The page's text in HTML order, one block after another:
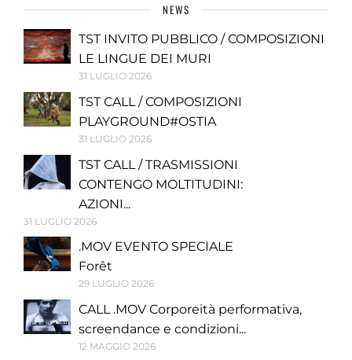
NEWS
TST INVITO PUBBLICO / COMPOSIZIONI
LE LINGUE DEI MURI
31 LUGLIO 2026
TST CALL / COMPOSIZIONI
PLAYGROUND#OSTIA
31 LUGLIO 2026
TST CALL / TRASMISSIONI
CONTENGO MOLTITUDINI:
AZIONI...
31 LUGLIO 2026
.MOV EVENTO SPECIALE
Forêt
29 LUGLIO 2026
CALL .MOV Corporeità performativa,
screendance e condizioni...
12 MAGGIO 2026